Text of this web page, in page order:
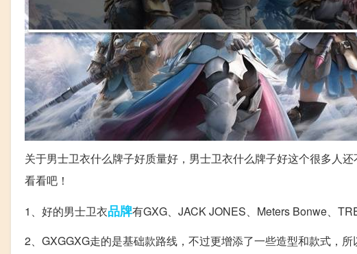
关于男士卫衣什么牌子好质量好，男士卫衣什么牌子好这个很多人
看看吧！
1、好的男士卫衣品牌有GXG、JACK JONES、Meters Bonwe、
2、GXGGXG走的是基础款路线，不过更增添了一些造型和款式，